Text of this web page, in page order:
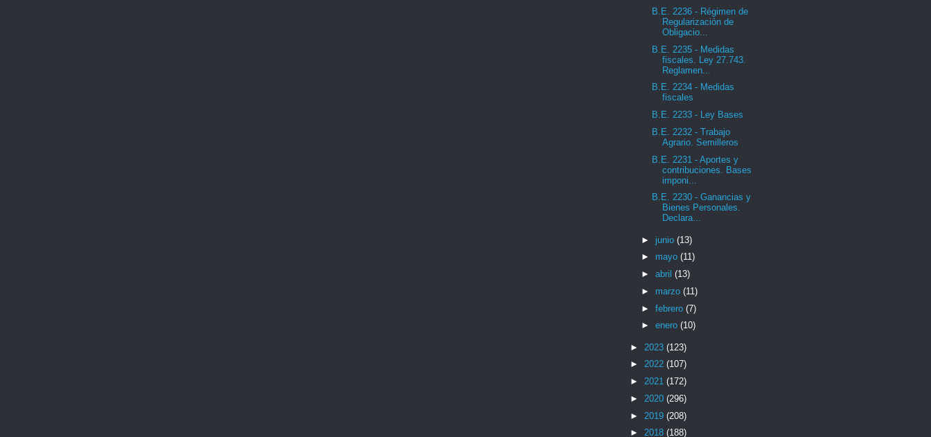
B.E. 2236 - Régimen de
Regularización de
Obligacio...
B.E. 2235 - Medidas
fiscales. Ley 27.743.
Reglamen...
B.E. 2234 - Medidas
fiscales
B.E. 2233 - Ley Bases
B.E. 2232 - Trabajo
Agrario. Semilleros
B.E. 2231 - Aportes y
contribuciones. Bases
imponi...
B.E. 2230 - Ganancias y
Bienes Personales.
Declara...
► junio (13)
► mayo (11)
► abril (13)
► marzo (11)
► febrero (7)
► enero (10)
► 2023 (123)
► 2022 (107)
► 2021 (172)
► 2020 (296)
► 2019 (208)
► 2018 (188)